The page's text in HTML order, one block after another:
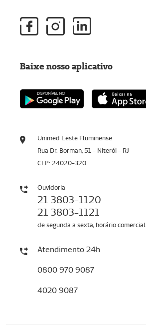
Unimed Leste Fluminense
Rua Dr. Borman, 51 - Niterói - RJ
CEP: 24020-320
Ouvidoria
21 3803-1120
21 3803-1121
de segunda a sexta, horário comercial
Atendimento 24h
0800 970 9087
4020 9087
Baixe nosso aplicativo